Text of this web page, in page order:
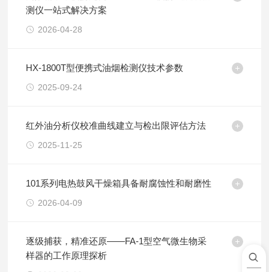
测仪一站式解决方案
2026-04-28
HX-1800T型便携式油烟检测仪技术参数
2025-09-24
红外油分析仪校准曲线建立与检出限评估方法
2025-11-25
101系列电热鼓风干燥箱具备耐腐蚀性和耐磨性
2026-04-09
逐级捕获，精准还原——FA-1型空气微生物采
样器的工作原理探析